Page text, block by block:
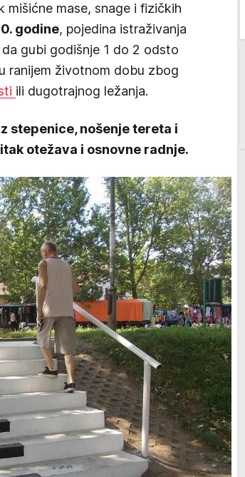
mišićne mase, snage i fizičkih
godine, pojedina istraživanja
gubi godišnje 1 do 2 odsto
ranijem životnom dobu zbog
ili dugotrajnog ležanja.
stepenice, nošenje tereta i
otežava i osnovne radnje.